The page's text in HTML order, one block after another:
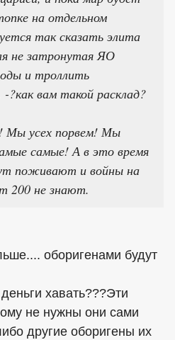
на отдельном
так сказать элита
не затронутая ЯО
и троллить
?как вам такой расклад?
Мы усех порвем! Мы
самые! А в это время
поживают и войны на
200 не знают.
оборигенами будут
хавать???Эти
не нужны они сами
другие оборигены их